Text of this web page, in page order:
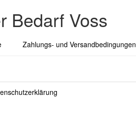
Bedarf Voss
Zahlungs- und Versandbedingungen